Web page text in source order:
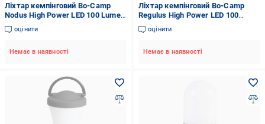
Ліхтар кемпінговий Bo-Camp
Nodus High Power LED 100 Lumen
Black/Anthracite (5818890)
оцінити
Немає в наявності
Ліхтар кемпінговий Bo-Camp
Regulus High Power LED 100
Lumen Grey (5818946)
оцінити
Немає в наявності